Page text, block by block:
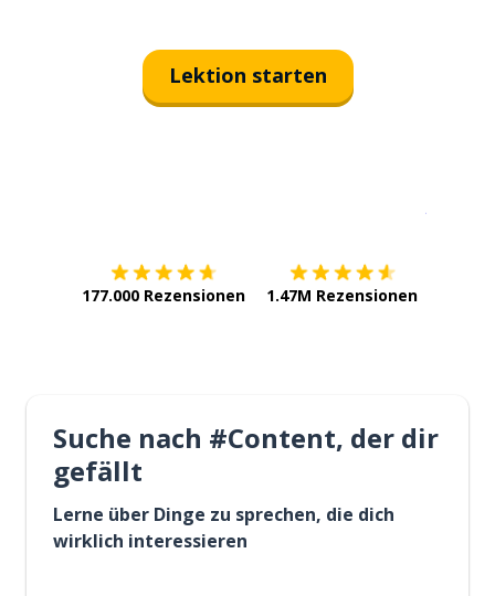
Lektion starten
177.000 Rezensionen 1.47M Rezensionen
Suche nach #Content, der dir
gefällt
Lerne über Dinge zu sprechen, die dich
wirklich interessieren